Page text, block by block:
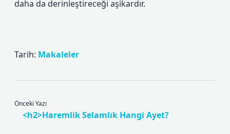
daha da derinleştireceği aşikardır.
Tarih: Makaleler
Önceki Yazı
<h2>Haremlik Selamlık Hangi Ayet?